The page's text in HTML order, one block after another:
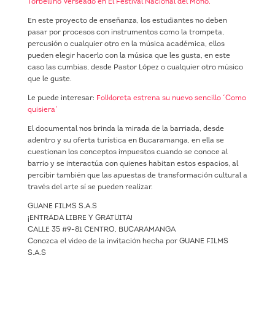
Torbellino Verseado en El Festival Nacional del Moño.
En este proyecto de enseñanza, los estudiantes no deben
pasar por procesos con instrumentos como la trompeta,
percusión o cualquier otro en la música académica, ellos
pueden elegir hacerlo con la música que les gusta, en este
caso las cumbias, desde Pastor López o cualquier otro músico
que le guste.
Le puede interesar: Folkloreta estrena su nuevo sencillo ´Como
quisiera´
El documental nos brinda la mirada de la barriada, desde
adentro y su oferta turística en Bucaramanga, en ella se
cuestionan los conceptos impuestos cuando se conoce al
barrio y se interactúa con quienes habitan estos espacios, al
percibir también que las apuestas de transformación cultural a
través del arte sí se pueden realizar.
GUANE FILMS S.A.S
¡ENTRADA LIBRE Y GRATUITA!
CALLE 35 #9-81 CENTRO, BUCARAMANGA
Conozca el video de la invitación hecha por GUANE FILMS
S.A.S